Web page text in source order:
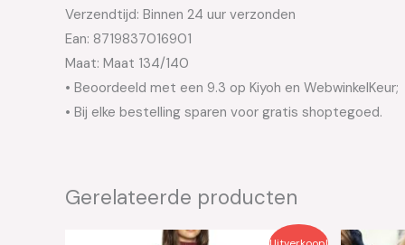
Verzendtijd: Binnen 24 uur verzonden
Ean: 8719837016901
Maat: Maat 134/140
• Beoordeeld met een 9.3 op Kiyoh en WebwinkelKeur;
• Bij elke bestelling sparen voor gratis shoptegoed.
Gerelateerde producten
Oorspronkelijke
Huidige